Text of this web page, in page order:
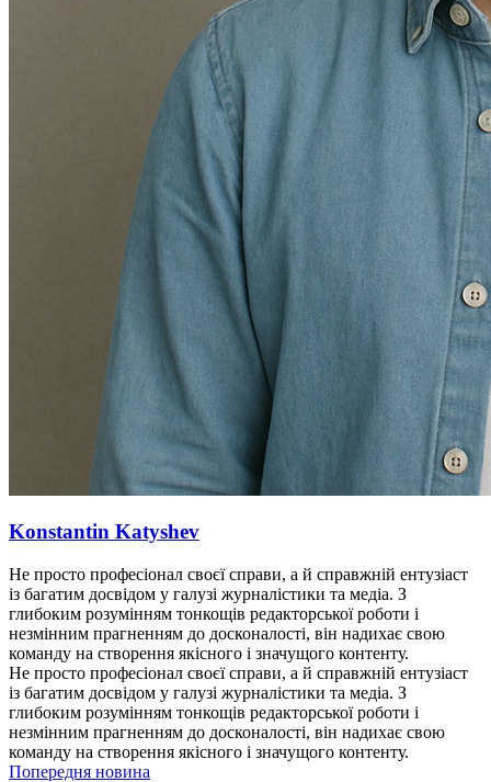
Konstantin Katyshev
Не просто професіонал своєї справи, а й справжній ентузіаст
із багатим досвідом у галузі журналістики та медіа. З
глибоким розумінням тонкощів редакторської роботи і
незмінним прагненням до досконалості, він надихає свою
команду на створення якісного і значущого контенту.
Не просто професіонал своєї справи, а й справжній ентузіаст
із багатим досвідом у галузі журналістики та медіа. З
глибоким розумінням тонкощів редакторської роботи і
незмінним прагненням до досконалості, він надихає свою
команду на створення якісного і значущого контенту.
Попередня новина